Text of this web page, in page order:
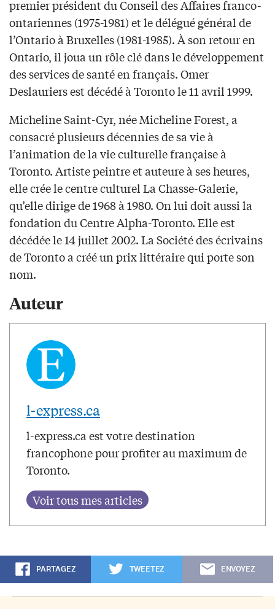
premier président du Conseil des Affaires franco-
ontariennes (1975-1981) et le délégué général de
l’Ontario à Bruxelles (1981-1985). À son retour en
Ontario, il joua un rôle clé dans le développement
des services de santé en français. Omer
Deslauriers est décédé à Toronto le 11 avril 1999.
Micheline Saint-Cyr, née Micheline Forest, a
consacré plusieurs décennies de sa vie à
l’animation de la vie culturelle française à
Toronto. Artiste peintre et auteure à ses heures,
elle crée le centre culturel La Chasse-Galerie,
qu’elle dirige de 1968 à 1980. On lui doit aussi la
fondation du Centre Alpha-Toronto. Elle est
décédée le 14 juillet 2002. La Société des écrivains
de Toronto a créé un prix littéraire qui porte son
nom.
Auteur
l-express.ca
l-express.ca est votre destination
francophone pour profiter au maximum de
Toronto.
PARTAGEZ TWEETEZ ENVOYEZ